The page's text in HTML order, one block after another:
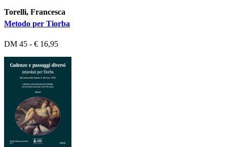
Torelli, Francesca
Metodo per Tiorba
DM 45 - € 16,95